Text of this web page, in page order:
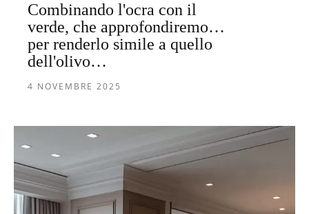
Combinando l'ocra con il
verde, che approfondiremo…
per renderlo simile a quello
dell'olivo…
4 NOVEMBRE 2025